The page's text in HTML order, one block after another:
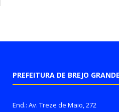
PREFEITURA DE BREJO
End.: Av. Treze de Maio, 272